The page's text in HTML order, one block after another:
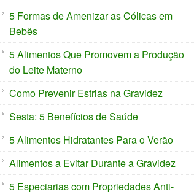
5 Formas de Amenizar as Cólicas em
Bebês
5 Alimentos Que Promovem a Produção
do Leite Materno
Como Prevenir Estrias na Gravidez
Sesta: 5 Benefícios de Saúde
5 Alimentos Hidratantes Para o Verão
Alimentos a Evitar Durante a Gravidez
5 Especiarias com Propriedades Anti-